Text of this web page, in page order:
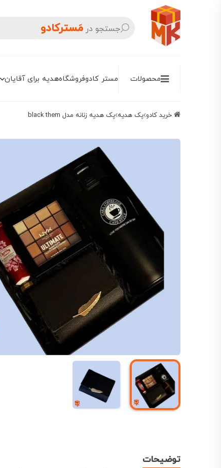
جستجو درمَسترکادو
محصولات مستر کادوفروشگاههدیه برای آقایان
پک هدیه پک هدیه زنانه مدل black them
توضیحات